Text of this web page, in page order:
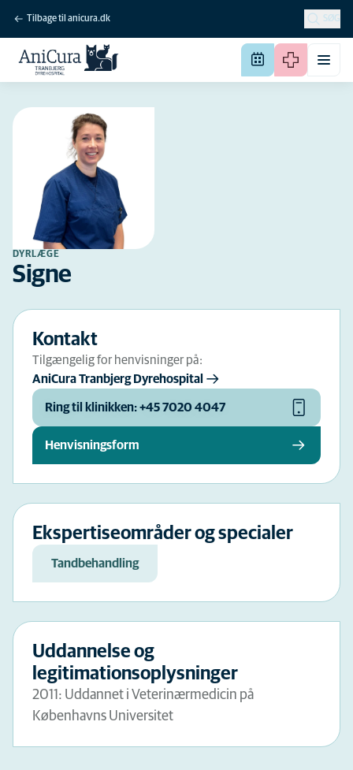
Tilbage til anicura.dk SØG
DYRLÆGE
Signe
Kontakt
Tilgængelig for henvisninger på:
AniCura Tranbjerg Dyrehospital
Ring til klinikken: +45 7020 4047
Henvisningsform
Ekspertiseområder og specialer
Tandbehandling
Uddannelse og
legitimationsoplysninger
2011: Uddannet i Veterinærmedicin på
Københavns Universitet